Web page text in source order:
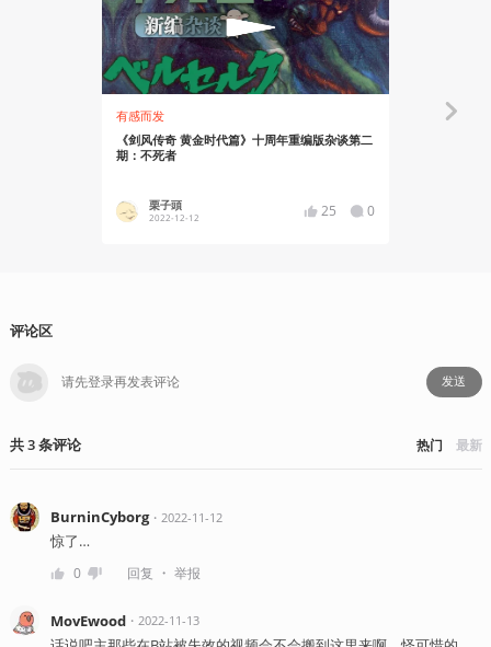
有感而发
《剑风传奇 黄金时代篇》十周年重编版杂谈第二
期：不死者
栗子頭
2022-12-12 25 0
有感而发
评论区
发送
共3条评论 热门 最新
BurninCyborg・ 2022-11-12
惊了…
0 回复 ・ 举报
MovEwood・ 2022-11-13